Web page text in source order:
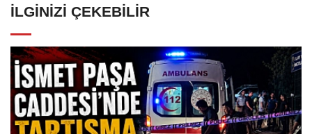
İLGINIZI ÇEKEBILIR